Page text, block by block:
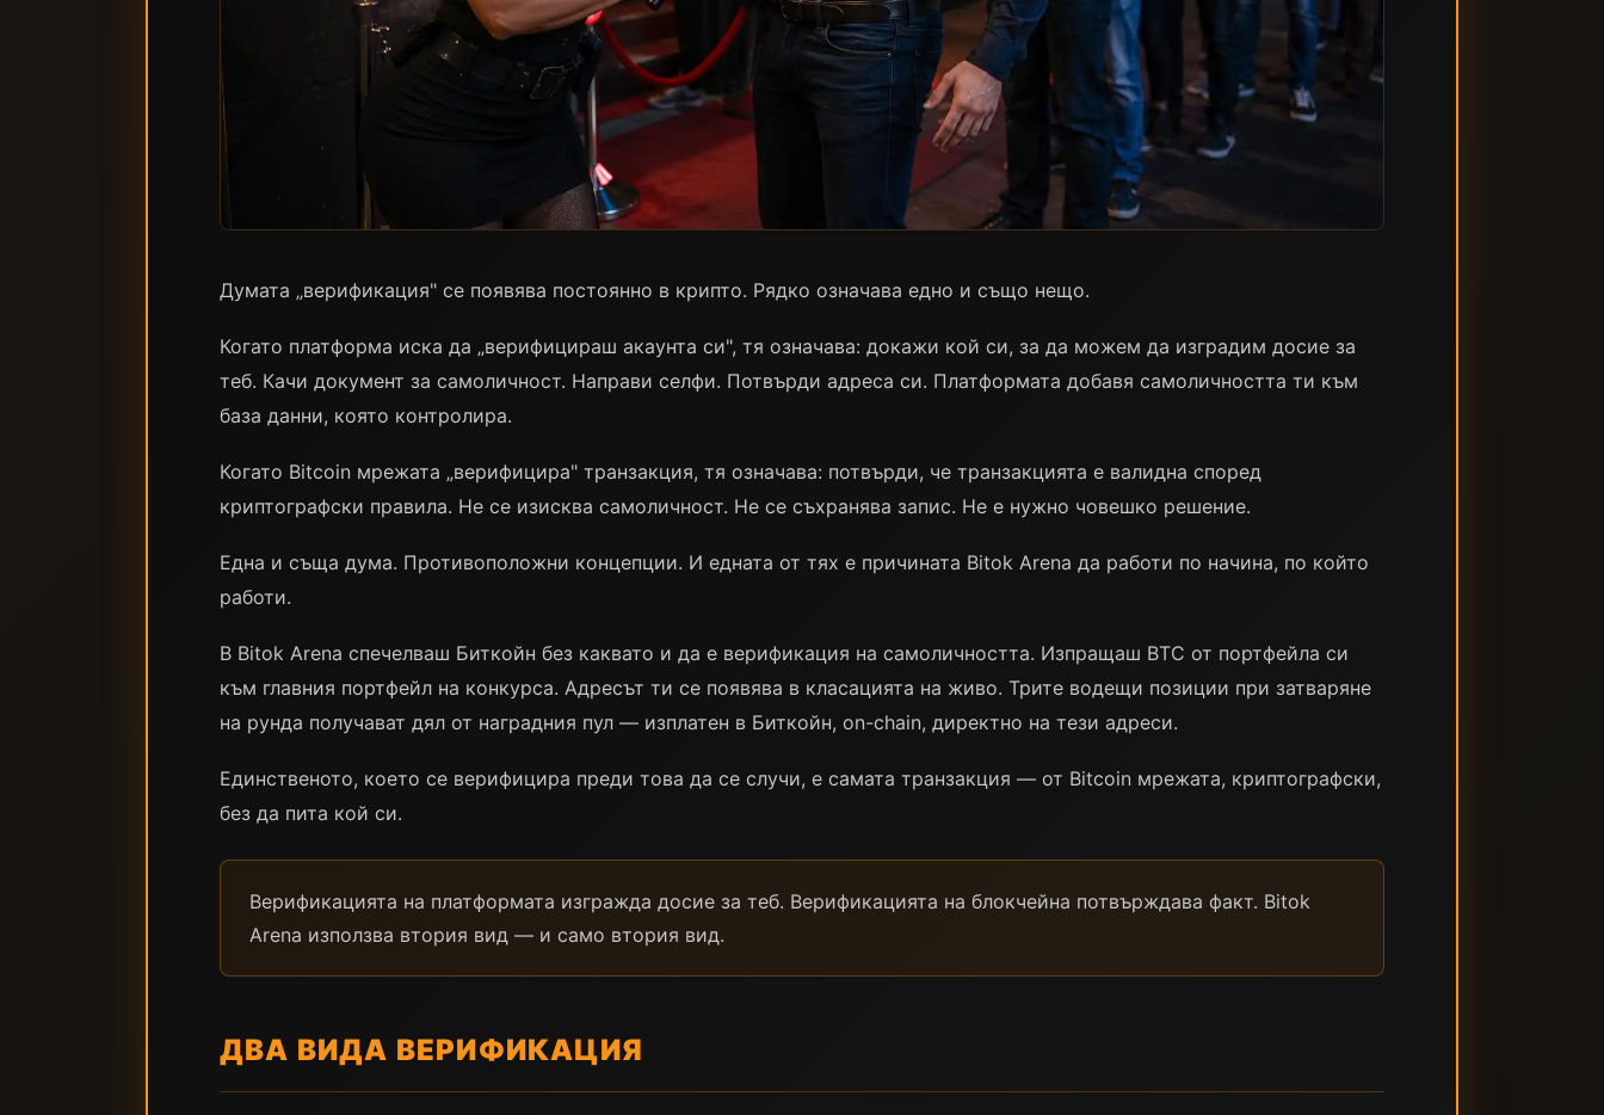
Думата „верификация" се появява постоянно в крипто. Рядко означава едно и също нещо.
Когато платформа иска да „верифицираш акаунта си", тя означава: докажи кой си, за да можем да изградим досие за
теб. Качи документ за самоличност. Направи селфи. Потвърди адреса си. Платформата добавя самоличността ти към
база данни, която контролира.
Когато Bitcoin мрежата „верифицира" транзакция, тя означава: потвърди, че транзакцията е валидна според
криптографски правила. Не се изисква самоличност. Не се съхранява запис. Не е нужно човешко решение.
Една и съща дума. Противоположни концепции. И едната от тях е причината Bitok Arena да работи по начина, по който
работи.
В Bitok Arena спечелваш Биткойн без каквато и да е верификация на самоличността. Изпращаш BTC от портфейла си
към главния портфейл на конкурса. Адресът ти се появява в класацията на живо. Трите водещи позиции при затваряне
на рунда получават дял от наградния пул — изплатен в Биткойн, on-chain, директно на тези адреси.
Единственото, което се верифицира преди това да се случи, е самата транзакция — от Bitcoin мрежата, криптографски,
без да пита кой си.
Верификацията на платформата изгражда досие за теб. Верификацията на блокчейна потвърждава факт. Bitok
Arena използва втория вид — и само втория вид.
ДВА ВИДА ВЕРИФИКАЦИЯ